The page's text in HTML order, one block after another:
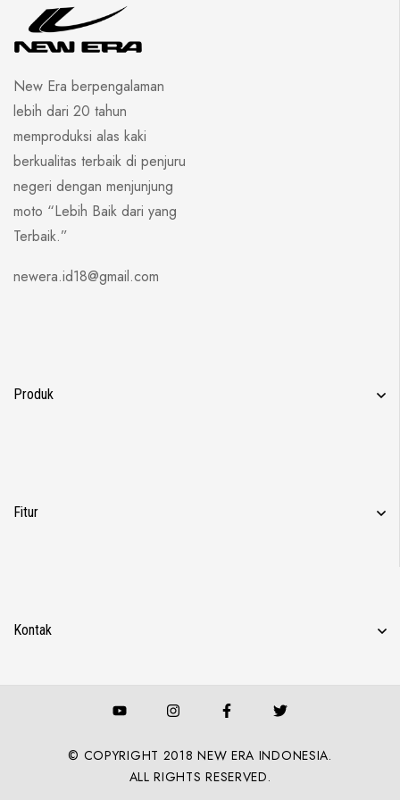
New Era berpengalaman
lebih dari 20 tahun
memproduksi alas kaki
berkualitas terbaik di penjuru
negeri dengan menjunjung
moto “Lebih Baik dari yang
Terbaik.”
newera.id18@gmail.com
Produk
Fitur
Kontak
© COPYRIGHT 2018 NEW ERA INDONESIA.
ALL RIGHTS RESERVED.